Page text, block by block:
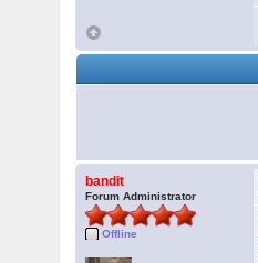
bandit
Forum Administrator
Offline